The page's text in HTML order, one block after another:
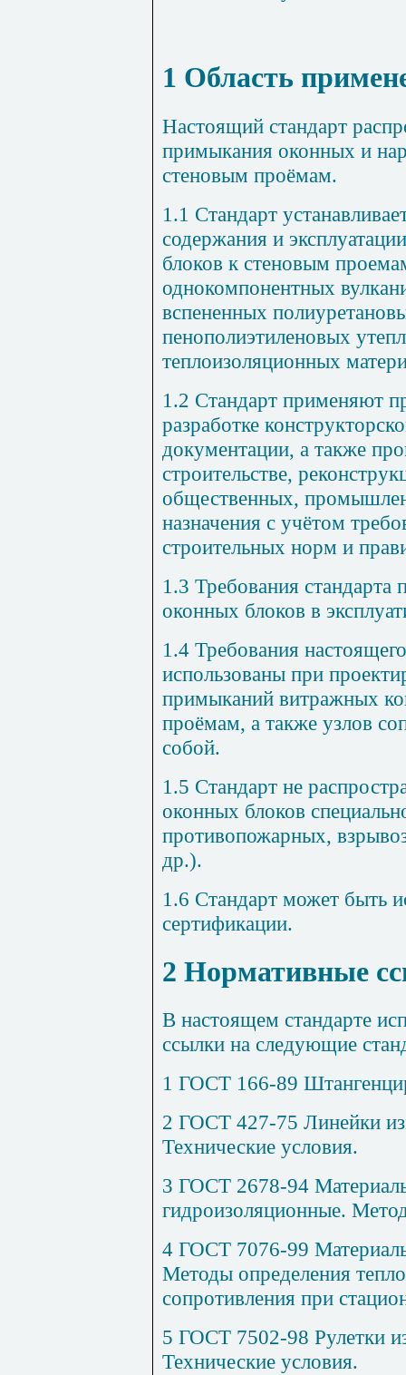
1 Область
Настоящий стандарт
примыкания оконных и
стеновым проёмам.
1.1 Стандарт
содержания и
блоков к стеновым
однокомпонентных
вспененных
пенополиэтиленовых
теплоизоляционных
1.2 Стандарт применяют
разработке
документации, а также
строительстве,
общественных,
назначения с учётом
строительных норм и
1.3 Требования
оконных блоков в
1.4 Требования
использованы при
примыканий витражных
проёмам, а также узлов
собой.
1.5 Стандарт не
оконных блоков
противопожарных,
др.).
1.6 Стандарт может быть
сертификации.
2 Нормативные
В настоящем стандарте
ссылки на следующие
1 ГОСТ 166-89
2 ГОСТ 427-75 Линейки
Технические условия.
3 ГОСТ 2678-94
гидроизоляционные.
4 ГОСТ 7076-99
Методы определения
сопротивления при
5 ГОСТ 7502-98 Рулетки
Технические условия.